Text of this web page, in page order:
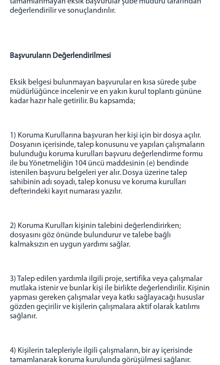
değerlendirilir ve sonuçlandırılır.
Başvuruların Değerlendirilmesi
Eksik belgesi bulunmayan başvurular en kısa sürede şube
müdürlüğünce incelenir ve en yakın kurul toplantı gününe
kadar hazır hale getirilir. Bu kapsamda;
1) Koruma Kurullarına başvuran her kişi için bir dosya açılır.
Dosyanın içerisinde, talep konusunu ve yapılan çalışmaların
bulunduğu koruma kurulları başvuru değerlendirme formu
ile bu Yönetmeliğin 104 üncü maddesinin (e) bendinde
istenilen başvuru belgeleri yer alır. Dosya üzerine talep
sahibinin adı soyadı, talep konusu ve koruma kurulları
defterindeki kayıt numarası yazılır.
2) Koruma Kurulları kişinin talebini değerlendirirken;
dosyasını göz önünde bulundurur ve talebe bağlı
kalmaksızın en uygun yardımı sağlar.
3) Talep edilen yardımla ilgili proje, sertifika veya çalışmalar
mutlaka istenir ve bunlar kişi ile birlikte değerlendirilir. Kişinin
yapması gereken çalışmalar veya katkı sağlayacağı hususlar
gözden geçirilir ve kişilerin çalışmalara aktif olarak katılımı
sağlanır.
4) Kişilerin talepleriyle ilgili çalışmaların, bir ay içerisinde
tamamlanarak koruma kurulunda görüşülmesi sağlanır.